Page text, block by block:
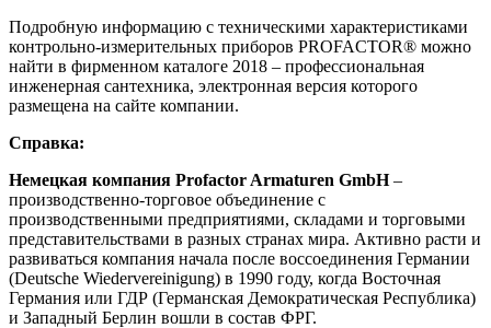
Подробную информацию с техническими характеристиками
контрольно-измерительных приборов PROFACTOR® можно
найти в фирменном каталоге 2018 – профессиональная
инженерная сантехника, электронная версия которого
размещена на сайте компании.
Справка:
Немецкая компания Profactor Armaturen GmbH–
производственно-торговое объединение с
производственными предприятиями, складами и торговыми
представительствами в разных странах мира. Активно расти и
развиваться компания начала после воссоединения Германии
(Deutsche Wiedervereinigung) в 1990 году, когда Восточная
Германия или ГДР (Германская Демократическая Республика)
и Западный Берлин вошли в состав ФРГ.